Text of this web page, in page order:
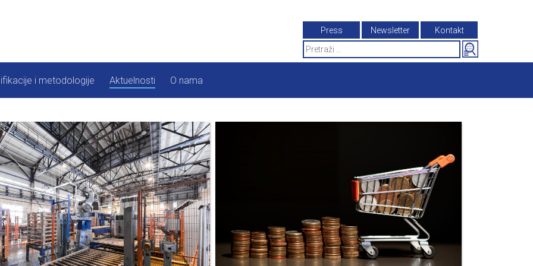
Press Newsletter
Kontakt
Search
for:
i metodologije Aktuelnosti O nama